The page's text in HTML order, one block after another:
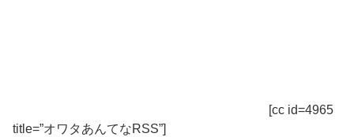
[cc id=4965
title=”オワタあんてなRSS”]